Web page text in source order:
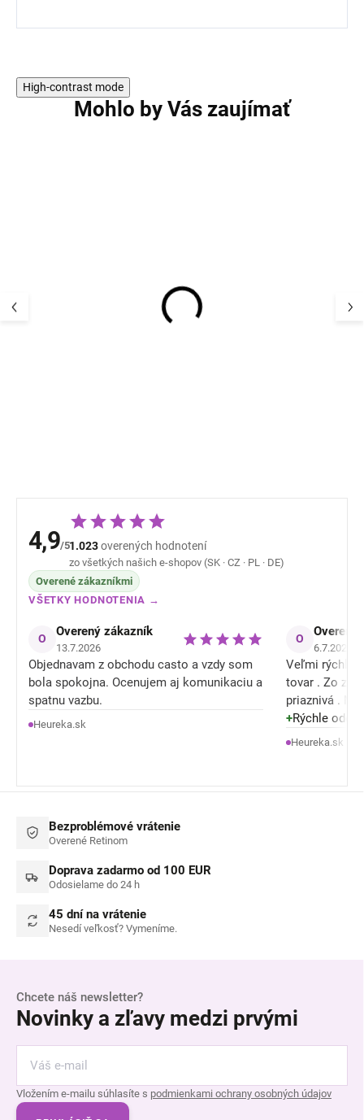
High-contrast mode
Mohlo by Vás zaujímať
4,9/51.023overených hodnotení
zo všetkých našich e-shopov (SK · CZ · PL · DE)
Overené zákazníkmi
VŠETKY HODNOTENIA →
O Overený zákazník
13.7.2026
Objednavam z obchodu casto a vzdy som
bola spokojna. Ocenujem aj komunikaciu a
spatnu vazbu.
Heureka.sk
O Overený
6.7.2026
Veľmi rýchle
tovar . Zo
priaznivá .
tiež konečne nieje celý mokrý / spotený a
je mu lepšie .
+Rýchle
Heureka.sk
Bezproblémové vrátenie
Overené Retinom
Doprava zadarmo od 100 EUR
Odosielame do 24 h
45 dní na vrátenie
Nesedí veľkosť? Vymeníme.
Chcete náš newsletter?
Novinky a zľavy medzi prvými
Vložením e-mailu súhlasíte s podmienkami ochrany osobných údajov